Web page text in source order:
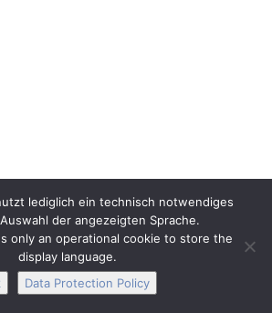
lediglich ein technisch notwendiges
der angezeigten Sprache.
only an operational cookie to store the
display language.
Data Protection Policy